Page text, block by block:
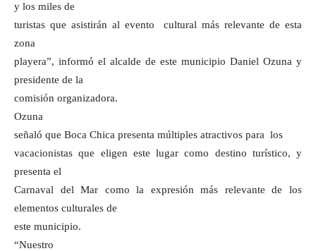
y los miles de
turistas que asistirán al evento cultural más relevante de esta
zona
playera”, informó el alcalde de este municipio Daniel Ozuna y
presidente de la
comisión organizadora.
Ozuna
señaló que Boca Chica presenta múltiples atractivos para los
vacacionistas que eligen este lugar como destino turístico, y
presenta el
Carnaval del Mar como la expresión más relevante de los
elementos culturales de
este municipio.
“Nuestro